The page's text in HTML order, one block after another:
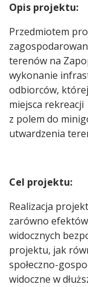
Opis projektu:
Przedmiotem
terenów na
wykonanie
odbiorców,
miejsca rekreacji
z polem do
utwardzenia
Cel projektu:
Realizacja
zarówno
widocznych
projektu, jak
społeczno-
widoczne w